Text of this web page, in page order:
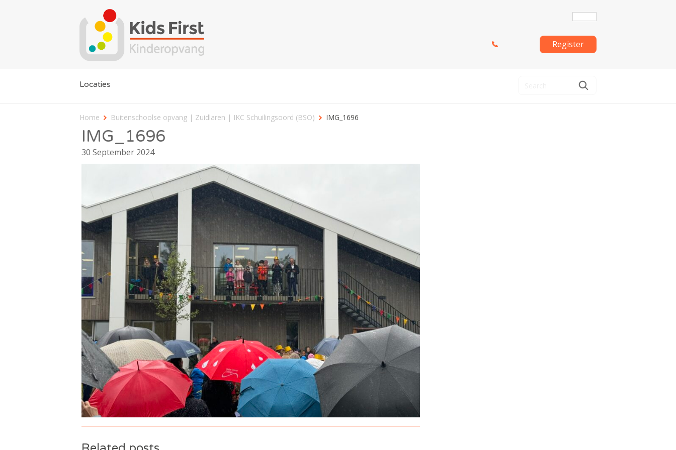
Register
Locaties
Home Buitenschoolse opvang | Zuidlaren | IKC Schuilingsoord (BSO) IMG_1696
IMG_1696
30 September 2024